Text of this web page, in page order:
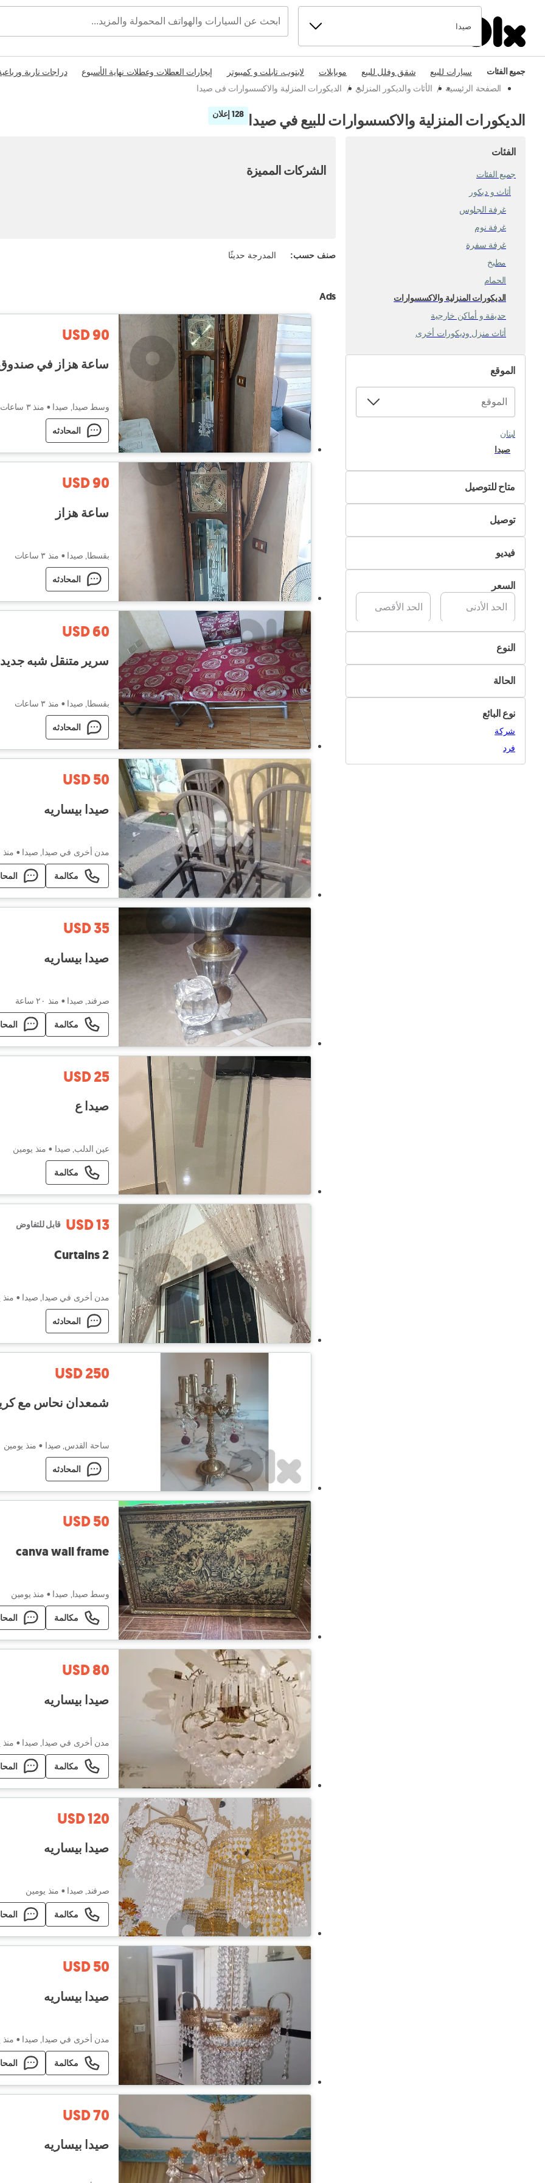
صيدا
جميع الفئات سيارات للبيع شقق وفلل للبيع موبايلات لابتوب، تابلت و كمبيوتر إيجارات العطلات وعطلات نهاية الأسبوع دراجات نارية
الصفحة الرئيسية / الأثاث والديكور المنزلي / الديكورات المنزلية والاكسسوارات فى صيدا
الديكورات المنزلية والاكسسوارات للبيع في صيدا 128 إعلان
الفئات
جميع الفئات
أثاث و ديكور
غرفة الجلوس
غرفة نوم
غرفة سفرة
مطبخ
الحمام
الديكورات المنزلية والاكسسوارات
حديقة و أماكن خارجية
أثاث منزل وديكورات أخرى
الموقع
لبنان
صيدا
متاح للتوصيل
لا
نعم
توصيل
التسليم الذاتي
تسليم Pik&Dropفيديو
غير متوفر
متوفرالسعر
النوع
سجاد
أبواب ونوافذ
أقمشة وبرادي
الحالة
جديد
مستعملنوع البائع
شركة
فرد
الشركات المميزة
صنف حسب: المدرجة حديثًا
Ads
USD 90
ساعة هزاز في
وسط صيدا, صيدا • منذ ٣ ساعات
المحادثه
USD 90
ساعة هزاز
بقسطا, صيدا • منذ ٣ ساعات
المحادثه
USD 60
سرير متنقل شبه جديد
بقسطا, صيدا • منذ ٣ ساعات
المحادثه
USD 50
صيدا بيساريه
مدن أخرى في صيدا, صيدا • منذ ٥ ساعات
مكالمة
USD 35
صيدا بيساريه
صرفند, صيدا • منذ ٢۰ ساعة
مكالمة
USD 25
صيدا ع
عين الدلب, صيدا • منذ يومين
مكالمة
USD 13 قابل للتفاوض
2 Curtains
مدن أخرى في صيدا, صيدا • منذ
المحادثه
USD 250
شمعدان نحاس مع
ساحة القدس, صيدا • منذ يومين
المحادثه
USD 50
canva wall frame
وسط صيدا, صيدا • منذ يومين
مكالمة
USD 80
صيدا بيساريه
مدن أخرى في صيدا, صيدا • منذ
مكالمة
USD 120
صيدا بيساريه
صرفند, صيدا • منذ يومين
مكالمة
USD 50
صيدا بيساريه
مدن أخرى في صيدا, صيدا • منذ
مكالمة
USD 70
صيدا بيساريه